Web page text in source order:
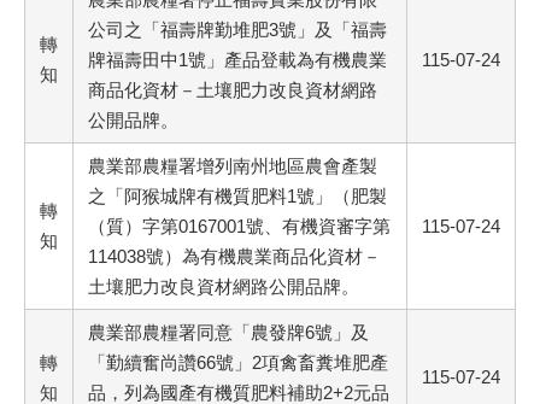
轉
知
公司之「福壽牌勤堆肥3號」及「福壽
牌福壽田中1號」產品登載為有機農業
商品化資材－土壤肥力改良資材網路
公開品牌。
115-07-24
轉
知
農業部農糧署增列南州地區農會產製
之「阿猴城牌有機質肥料1號」（肥製
（質）字第0167001號、有機資審字第
114038號）為有機農業商品化資材－
土壤肥力改良資材網路公開品牌。
115-07-24
轉
知
農業部農糧署同意「農發牌6號」及
「勤續奮尚讚66號」2項禽畜糞堆肥產
品，列為國產有機質肥料補助2+2元品
115-07-24